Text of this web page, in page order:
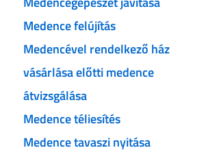
Medence felújítás
Medencével rendelkező ház
vásárlása előtti medence
átvizsgálása
Medence téliesítés
Medence tavaszi nyitása